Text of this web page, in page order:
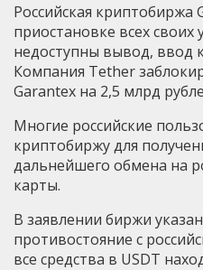
Российская криптобиржа
приостановке всех своих
недоступны вывод, ввод
Компания Tether
Garantex на 2,5 млрд
Многие российские
криптобиржу для
дальнейшего обмена на
карты.
В заявлении биржи
противостояние с
все средства в USDT